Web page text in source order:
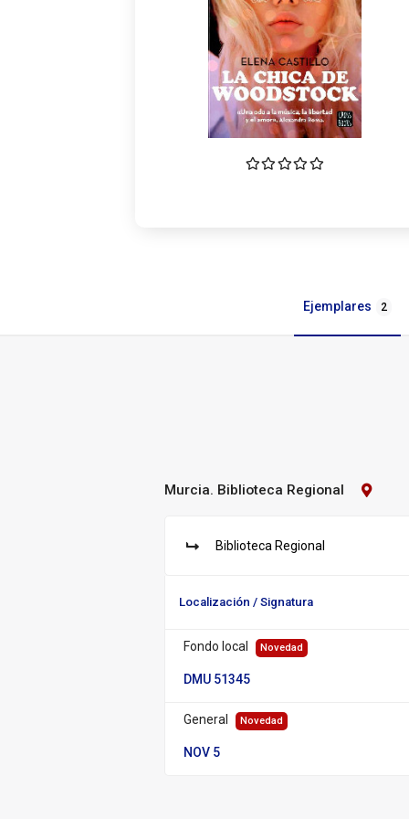
Ejemplares 2
Biblioteca:
Murcia. Biblioteca Regional
Contacto
u
s
Biblioteca Regional
Localización / Signatura
Fondo local Novedad
DMU 51345
General Novedad
NOV 5